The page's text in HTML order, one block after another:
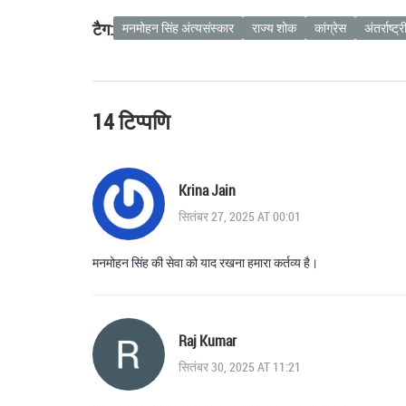
टैग: मनमोहन सिंह अंत्यसंस्कार राज्य शोक कांग्रेस
14 टिप्पणि
Krina Jain
सितंबर 27, 2025 AT 00:01
मनमोहन सिंह की सेवा को याद रखना हमारा कर्तव्य है।
Raj Kumar
सितंबर 30, 2025 AT 11:21